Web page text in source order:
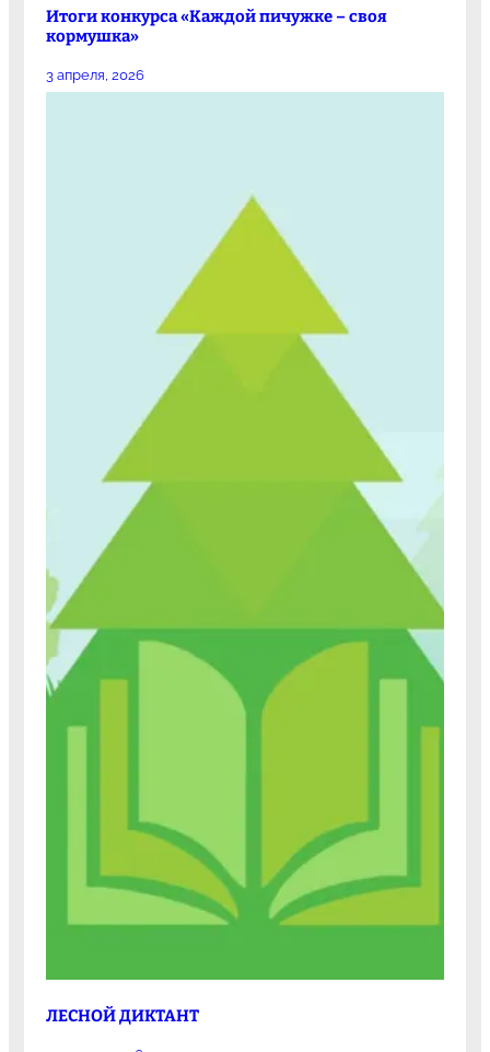
Итоги конкурса «Каждой пичужке – своя
кормушка»
3 апреля, 2026
ЛЕСНОЙ ДИКТАНТ